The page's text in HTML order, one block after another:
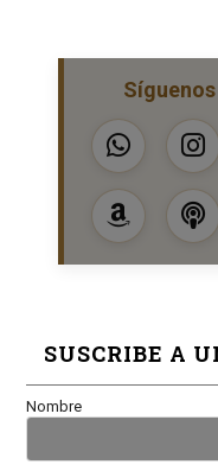
SUSCRIBE A
Nombre